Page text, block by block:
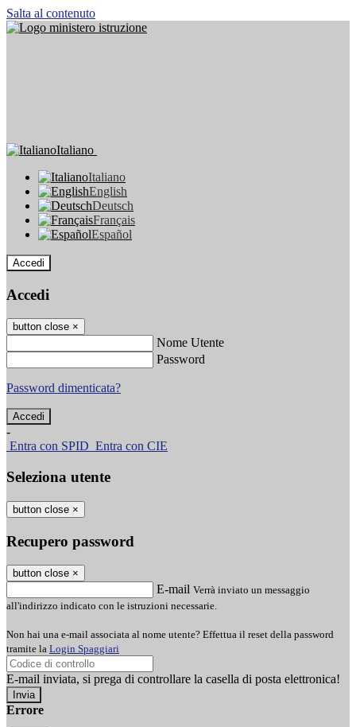
Salta al contenuto
Italiano
Italiano
English
Deutsch
Français
Español
Accedi
Accedi
button close ×
Nome Utente
Password
Password dimenticata?
-
Entra con SPID Entra con CIE
Seleziona utente
button close ×
Recupero password
button close ×
E-mail Verrà inviato un messaggio
all'indirizzo indicato con le istruzioni necessarie.
Non hai una e-mail associata al nome utente? Effettua il reset della password
tramite la Login Spaggiari
E-mail inviata, si prega di controllare la casella di posta elettronica!
Errore